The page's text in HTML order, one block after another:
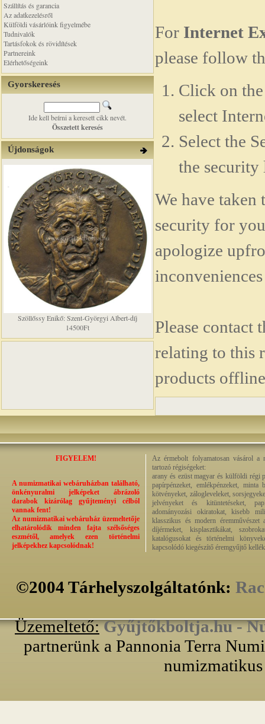
Szállítás és garancia
Az adatkezelésről
Külföldi vásárlóink figyelmébe
Tudnivalók
Tartásfokok és rövidítések
Partnereink
Elérhetőségeink
Gyorskeresés
Ide kell beírni a keresett cikk nevét.
Összetett keresés
Újdonságok
Szöllőssy Enikő: Szent-Györgyi Albert-díj
14500Ft
For Internet
please follow
Click on
select
Select the
the
We have taken
security for
apologize
Please contact
relating to this
products
FIGYELEM!
A numizmatikai webáruházban található,
önkényuralmi jelképeket ábrázoló
darabok kizárólag gyűjteményi célból
vannak fent!
Az numizmatikai webáruház üzemeltetője
elhatárolódik minden fajta szélsőséges
eszmétől, amelyek ezen történelmi
jelképekhez kapcsolódnak!
Az érmebolt folyamatosan vásárol a
tartozó régiségeket:
arany és ezüst magyar és külföldi régi
papírpénzeket, emlékpénzeket, minta
kötvényeket, zálogleveleket,
jelvényeket és kitüntetéseket,
adományozási okiratokat, kisebb
klasszikus és modern éremművészet
díjérmeket, kisplasztikákat,
katalógusokat és történelmi
kapcsolódó kiegészítő éremgyűjtő
©2004 Tárhelyszolgáltatónk:
Üzemeltető: Gyűjtőkboltja.hu -
partnerünk a Pannonia Terra
numizmatikus